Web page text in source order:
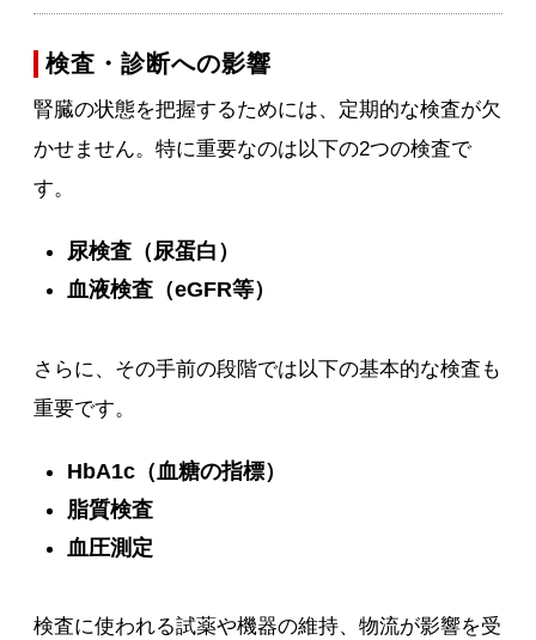
検査・診断への影響
腎臓の状態を把握するためには、定期的な検査が欠
かせません。特に重要なのは以下の2つの検査で
す。
尿検査（尿蛋白）
血液検査（eGFR等）
さらに、その手前の段階では以下の基本的な検査も
重要です。
HbA1c（血糖の指標）
脂質検査
血圧測定
検査に使われる試薬や機器の維持、物流が影響を受